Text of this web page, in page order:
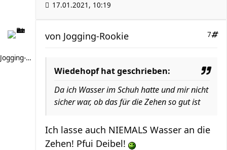
17.01.2021, 10:19
Jogging-Rookie
7
von Jogging-Rookie
Wiedehopf hat geschrieben:
Da ich Wasser im Schuh hatte und mir nicht
sicher war, ob das für die Zehen so gut ist
Ich lasse auch NIEMALS Wasser an die
Zehen! Pfui Deibel!